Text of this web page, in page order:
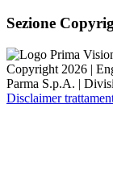
Sezione
Copyright 2026 |
Parma S.p.A. |
Disclaimer